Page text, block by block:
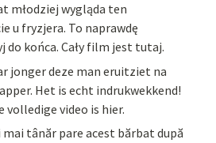
młodziej wygląda ten
u fryzjera. To naprawdę
do końca. Cały film jest tutaj.
jonger deze man eruitziet na
Het is echt indrukwekkend!
volledige video is hier.
tânăr pare acest bărbat după